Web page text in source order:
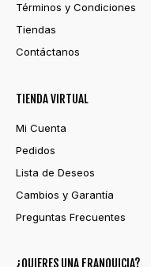
Términos y Condiciones
Tiendas
Contáctanos
TIENDA VIRTUAL
Mi Cuenta
Pedidos
Lista de Deseos
Cambios y Garantía
Preguntas Frecuentes
¿QUIERES UNA FRANQUICIA?